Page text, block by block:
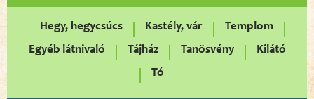
Hegy, hegycsúcs Kastély, vár
Templom
Egyéb látnivaló
Tájház Tanösvény
Kilátó
Tó